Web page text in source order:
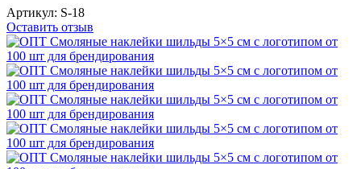
Артикул: S-18
Оставить отзыв